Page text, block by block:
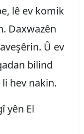
lê ev komik
Daxwazên
Û ev
bilind
hev nakin.
yên El